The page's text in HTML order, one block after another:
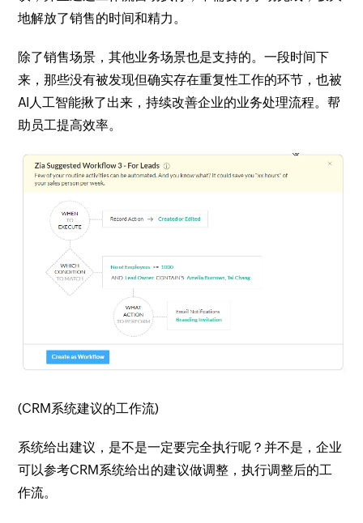
地解放了销售的时间和精力。
除了销售场景，其他业务场景也是支持的。一段时间下
来，那些没有被发现但确实存在重复性工作的环节，也被
AI人工智能揪了出来，持续改善企业的业务处理流程。帮
助员工提高效率。
(CRM系统建议的工作流)
系统给出建议，是不是一定要完全执行呢？并不是，企业
可以参考CRM系统给出的建议做调整，执行调整后的工
作流。